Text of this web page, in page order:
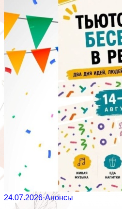
24.07.2026·Анонсы